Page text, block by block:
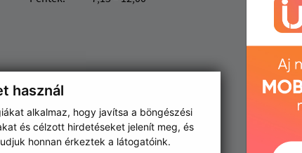
használ
alkalmaz, hogy javítsa a böngészési
és célzott hirdetéseket jelenít meg, és
honnan érkeztek a látogatóink.
reCaptcha Response